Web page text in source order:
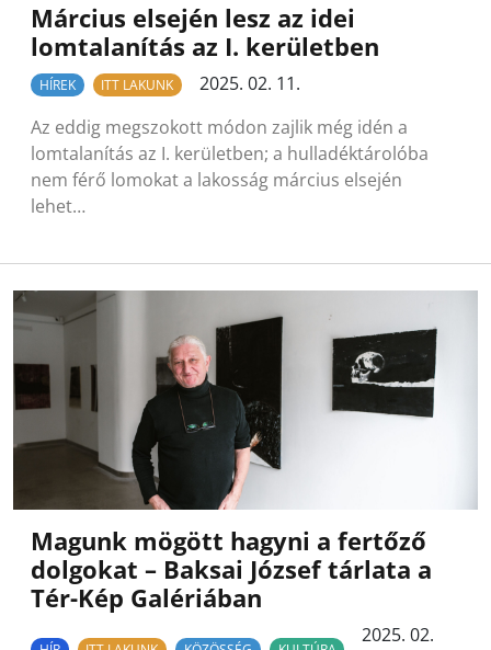
Március elsején lesz az idei
lomtalanítás az I. kerületben
HÍREK ITT LAKUNK
2025. 02. 11.
Az eddig megszokott módon zajlik még idén a
lomtalanítás az I. kerületben; a hulladéktárolóba
nem férő lomokat a lakosság március elsején
lehet…
Magunk mögött hagyni a fertőző
dolgokat – Baksai József tárlata a
Tér-Kép Galériában
2025. 02.